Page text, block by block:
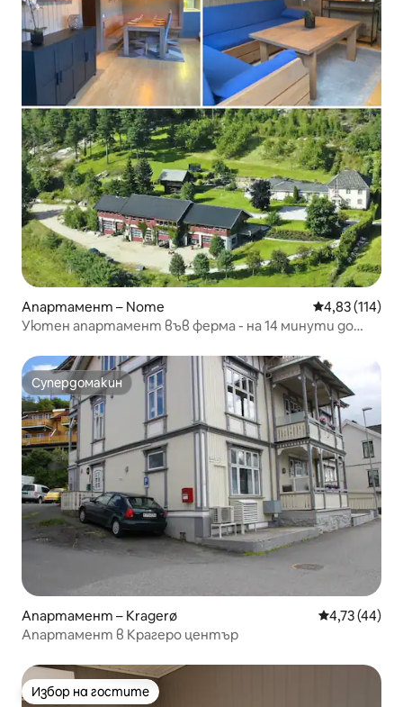
Апартамент – Nome Средна
4,83 (114)
Уютен апартамент във ферма - на 14 минути до
Супердомакин
Супердомакин
Апартамент – Kragerø Средна
4,73 (44)
Апартамент в Крагеро център
Избор на гостите
Избор на гостите